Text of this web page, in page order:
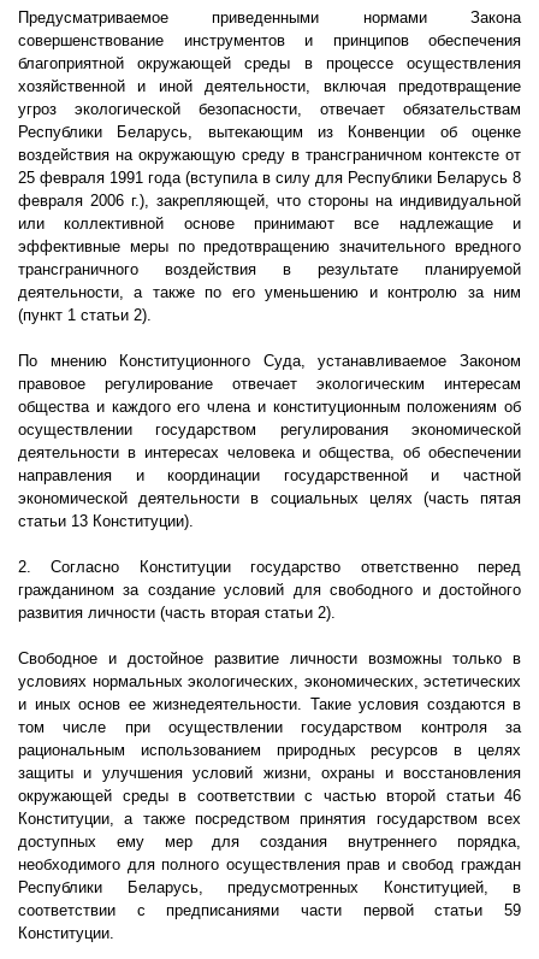
Предусматриваемое приведенными нормами Закона
совершенствование инструментов и принципов обеспечения
благоприятной окружающей среды в процессе осуществления
хозяйственной и иной деятельности, включая предотвращение
угроз экологической безопасности, отвечает обязательствам
Республики Беларусь, вытекающим из Конвенции об оценке
воздействия на окружающую среду в трансграничном контексте от
25 февраля 1991 года (вступила в силу для Республики Беларусь 8
февраля 2006 г.), закрепляющей, что стороны на индивидуальной
или коллективной основе принимают все надлежащие и
эффективные меры по предотвращению значительного вредного
трансграничного воздействия в результате планируемой
деятельности, а также по его уменьшению и контролю за ним
(пункт 1 статьи 2).
По мнению Конституционного Суда, устанавливаемое Законом
правовое регулирование отвечает экологическим интересам
общества и каждого его члена и конституционным положениям об
осуществлении государством регулирования экономической
деятельности в интересах человека и общества, об обеспечении
направления и координации государственной и частной
экономической деятельности в социальных целях (часть пятая
статьи 13 Конституции).
2. Согласно Конституции государство ответственно перед
гражданином за создание условий для свободного и достойного
развития личности (часть вторая статьи 2).
Свободное и достойное развитие личности возможны только в
условиях нормальных экологических, экономических, эстетических
и иных основ ее жизнедеятельности. Такие условия создаются в
том числе при осуществлении государством контроля за
рациональным использованием природных ресурсов в целях
защиты и улучшения условий жизни, охраны и восстановления
окружающей среды в соответствии с частью второй статьи 46
Конституции, а также посредством принятия государством всех
доступных ему мер для создания внутреннего порядка,
необходимого для полного осуществления прав и свобод граждан
Республики Беларусь, предусмотренных Конституцией, в
соответствии с предписаниями части первой статьи 59
Конституции.